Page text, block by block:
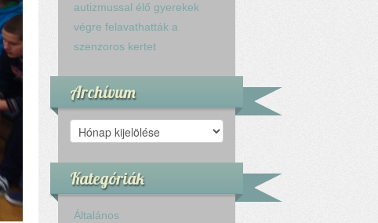
autizmussal élő gyerekek
végre felavathatták a
szenzoros kertet
Archívum
Archívum
Kategóriák
Általános